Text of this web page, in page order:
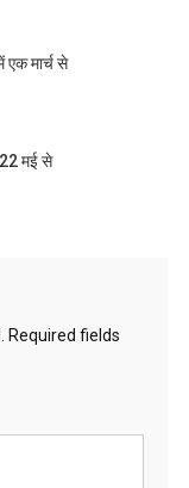
मार्च से
22 मई से
Required fields